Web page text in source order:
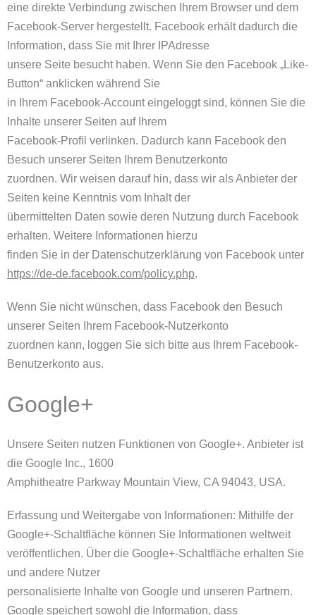
eine direkte Verbindung zwischen Ihrem Browser und dem
Facebook-Server hergestellt. Facebook erhält dadurch die
Information, dass Sie mit Ihrer IPAdresse
unsere Seite besucht haben. Wenn Sie den Facebook „Like-
Button“ anklicken während Sie
in Ihrem Facebook-Account eingeloggt sind, können Sie die
Inhalte unserer Seiten auf Ihrem
Facebook-Profil verlinken. Dadurch kann Facebook den
Besuch unserer Seiten Ihrem Benutzerkonto
zuordnen. Wir weisen darauf hin, dass wir als Anbieter der
Seiten keine Kenntnis vom Inhalt der
übermittelten Daten sowie deren Nutzung durch Facebook
erhalten. Weitere Informationen hierzu
finden Sie in der Datenschutzerklärung von Facebook unter
https://de-de.facebook.com/policy.php.
Wenn Sie nicht wünschen, dass Facebook den Besuch
unserer Seiten Ihrem Facebook-Nutzerkonto
zuordnen kann, loggen Sie sich bitte aus Ihrem Facebook-
Benutzerkonto aus.
Google+
Unsere Seiten nutzen Funktionen von Google+. Anbieter ist
die Google Inc., 1600
Amphitheatre Parkway Mountain View, CA 94043, USA.
Erfassung und Weitergabe von Informationen: Mithilfe der
Google+-Schaltfläche können Sie Informationen weltweit
veröffentlichen. Über die Google+-Schaltfläche erhalten Sie
und andere Nutzer
personalisierte Inhalte von Google und unseren Partnern.
Google speichert sowohl die Information, dass